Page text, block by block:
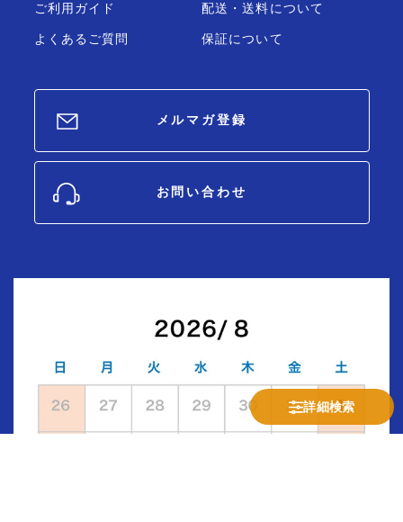
詳細検索
ご利用ガイド
よくあるご質問
配送・送料について
保証について
メルマガ登録
お問い合わせ